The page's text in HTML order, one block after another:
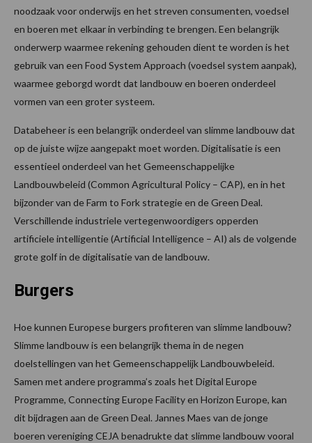
noodzaak voor onderwijs en het streven consumenten, voedsel
en boeren met elkaar in verbinding te brengen. Een belangrijk
onderwerp waarmee rekening gehouden dient te worden is het
gebruik van een Food System Approach (voedsel system aanpak),
waarmee geborgd wordt dat landbouw en boeren onderdeel
vormen van een groter systeem.
Databeheer is een belangrijk onderdeel van slimme landbouw dat
op de juiste wijze aangepakt moet worden. Digitalisatie is een
essentieel onderdeel van het Gemeenschappelijke
Landbouwbeleid (Common Agricultural Policy – CAP), en in het
bijzonder van de Farm to Fork strategie en de Green Deal.
Verschillende industriele vertegenwoordigers opperden
artificiele intelligentie (Artificial Intelligence – AI) als de volgende
grote golf in de digitalisatie van de landbouw.
Burgers
Hoe kunnen Europese burgers profiteren van slimme landbouw?
Slimme landbouw is een belangrijk thema in de negen
doelstellingen van het Gemeenschappelijk Landbouwbeleid.
Samen met andere programma’s zoals het Digital Europe
Programme, Connecting Europe Facility en Horizon Europe, kan
dit bijdragen aan de Green Deal. Jannes Maes van de jonge
boeren vereniging CEJA benadrukte dat slimme landbouw vooral